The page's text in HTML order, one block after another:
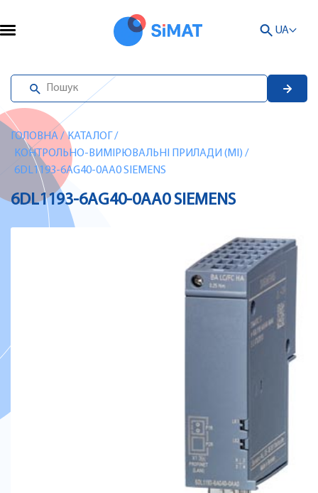
UA
ГОЛОВНА/ КАТАЛОГ /
КОНТРОЛЬНО-ВИМІРЮВАЛЬНІ ПРИЛАДИ (MI) /
6DL1193-6AG40-0AA0 SIEMENS
6DL1193-6AG40-0AA0 SIEMENS